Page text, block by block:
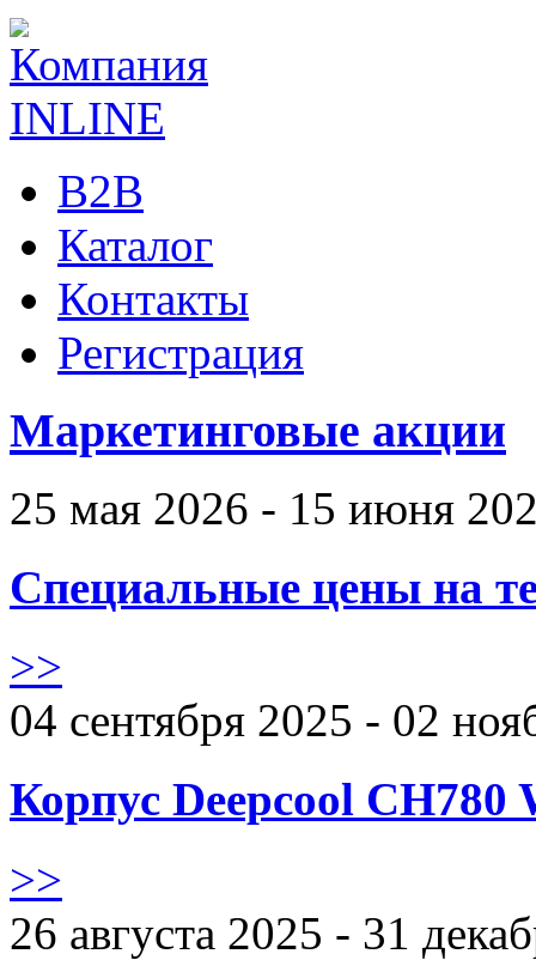
B2B
Каталог
Контакты
Регистрация
Маркетинговые акции
25 мая 2026 - 15 июня
Специальные цены на
>>
04 сентября 2025 - 02
Корпус Deepcool CH780
>>
26 августа 2025 - 31